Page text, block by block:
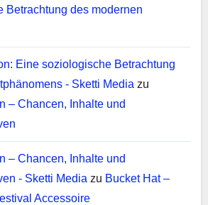
Betrachtung des modernen
Eine soziologische Betrachtung
- Sketti Media zu
– Chancen, Inhalte und
– Chancen, Inhalte und
- Sketti Media zu Bucket Hat –
Accessoire